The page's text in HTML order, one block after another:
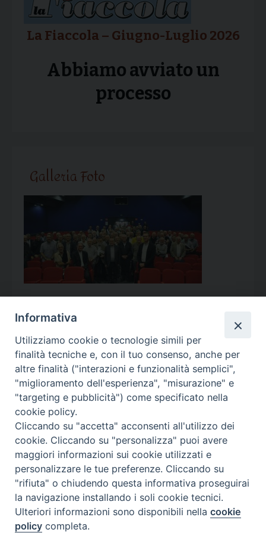
La Fiaccola – Giugno-Luglio 2026
Abbiamo avviato un
processo
Galleria Foto
Calendario Appuntamenti
<< Ago 2026 >>
l m m g v s
d
28
3
4 5 6 7 8
9
10
11 12 13 14 15
17
18 19 21
24 25 26 27 28 29 30
31 1
Informativa
Utilizziamo cookie o tecnologie simili per
finalità tecniche e, con il tuo consenso, anche per
altre finalità ("interazioni e funzionalità semplici",
"miglioramento dell'esperienza", "misurazione" e
"targeting e pubblicità") come specificato nella
cookie policy.
Cliccando su "accetta" acconsenti all'utilizzo dei
cookie. Cliccando su "personalizza" puoi avere
maggiori informazioni sui cookie utilizzati e
personalizzare le tue preferenze. Cliccando su
"rifiuta" o chiudendo questa informativa proseguirai
la navigazione installando i soli cookie tecnici.
Ulteriori informazioni sono disponibili nellacookie
policy completa.